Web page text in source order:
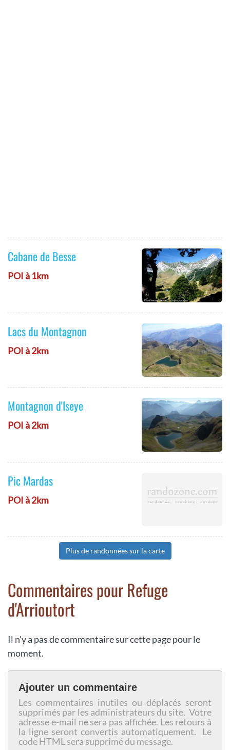
Cabane de Besse
POI à 1km
Lacs du Montagnon
POI à 2km
Montagnon d'Iseye
POI à 2km
Pic Mardas
POI à 2km
Plus de randonnées sur la carte
Commentaires pour Refuge
d'Arrioutort
Il n'y a pas de commentaire sur cette page pour le
moment.
Ajouter un commentaire
Les commentaires inutiles ou déplacés seront
supprimés par les administrateurs du site. Votre
adresse e-mail ne sera pas affichée. Les retours à
la ligne seront convertis automatiquement. Le
code HTML sera supprimé du message.